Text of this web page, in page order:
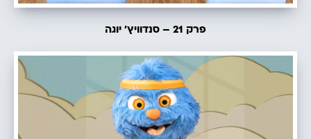
פרק 21 – סנדוויץ׳ יוגה